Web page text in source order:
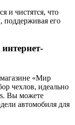
и чистятся, что
поддерживая его
«Мир
чехлов, идеально
Вы можете
автомобиля для